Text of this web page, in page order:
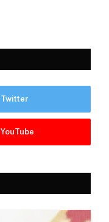
Twitter
YouTube